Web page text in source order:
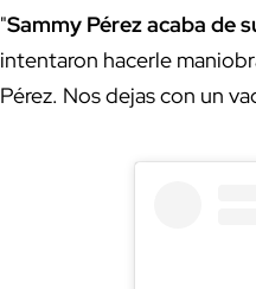
"Sammy Pérez acaba de
intentaron hacerle
Pérez. Nos dejas con un